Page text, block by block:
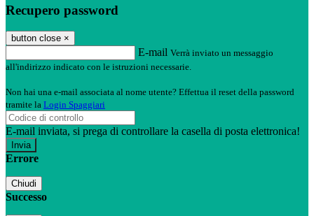
Recupero password
button close ×
E-mail Verrà inviato un messaggio
all'indirizzo indicato con le istruzioni necessarie.
Non hai una e-mail associata al nome utente? Effettua il reset della password
tramite la Login Spaggiari
E-mail inviata, si prega di controllare la casella di posta elettronica!
Errore
Chiudi
Successo